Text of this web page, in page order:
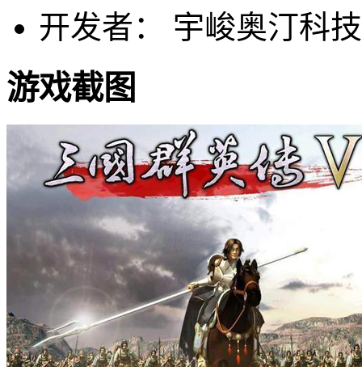
开发者： 宇峻奥汀科
游戏截图